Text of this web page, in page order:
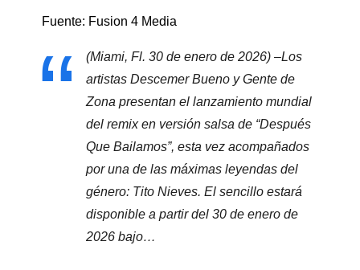
Fuente: Fusion 4 Media
(Miami, Fl. 30 de enero de 2026) –Los
artistas Descemer Bueno y Gente de
Zona presentan el lanzamiento mundial
del remix en versión salsa de “Después
Que Bailamos”, esta vez acompañados
por una de las máximas leyendas del
género: Tito Nieves. El sencillo estará
disponible a partir del 30 de enero de
2026 bajo…